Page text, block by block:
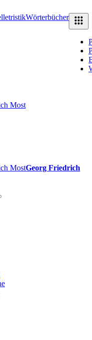
Wörterbücher
Georg Friedrich